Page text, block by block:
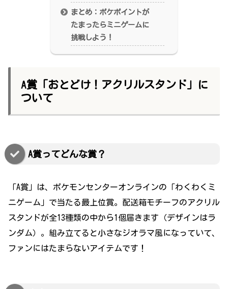
まとめ：ポケポイントが
たまったらミニゲームに
挑戦しよう！
A賞「おとどけ！アクリルスタンド」に
ついて
A賞ってどんな賞？
「A賞」は、ポケモンセンターオンラインの「わくわくミ
ニゲーム」で当たる最上位賞。配送箱モチーフのアクリル
スタンドが全13種類の中から1個届きます（デザインはラ
ンダム）。組み立てると小さなジオラマ風になっていて、
ファンにはたまらないアイテムです！